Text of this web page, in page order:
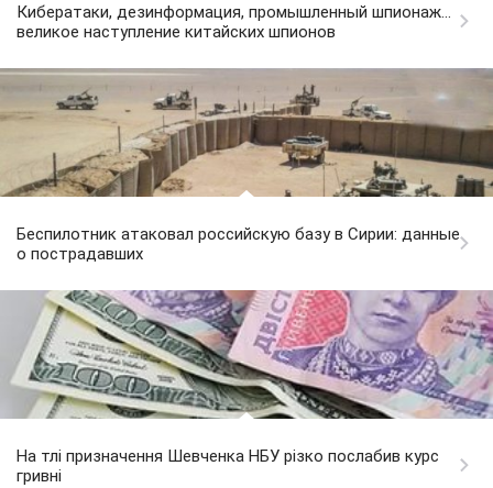
Кибератаки, дезинформация, промышленный шпионаж...
великое наступление китайских шпионов
Беспилотник атаковал российскую базу в Сирии: данные
о пострадавших
На тлі призначення Шевченка НБУ різко послабив курс
гривні